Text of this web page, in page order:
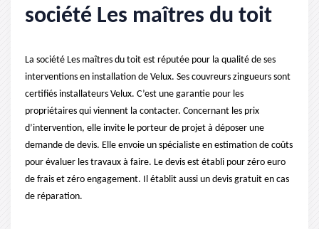
société Les maîtres du toit
La société Les maîtres du toit est réputée pour la qualité de ses
interventions en installation de Velux. Ses couvreurs zingueurs sont
certifiés installateurs Velux. C’est une garantie pour les
propriétaires qui viennent la contacter. Concernant les prix
d’intervention, elle invite le porteur de projet à déposer une
demande de devis. Elle envoie un spécialiste en estimation de coûts
pour évaluer les travaux à faire. Le devis est établi pour zéro euro
de frais et zéro engagement. Il établit aussi un devis gratuit en cas
de réparation.